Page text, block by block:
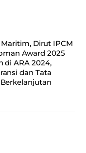
Dirut IPCM
Award 2025
di ARA 2024,
dan Tata